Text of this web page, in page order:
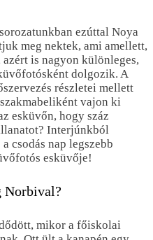
ezúttal Noya
meg nektek, ami amellett,
is nagyon különleges,
dolgozik. A
részletei mellett
vajon ki
esküvőn, hogy száz
Interjúnkból
csodás nap legszebb
esküvője!
Norbival?
mikor a főiskolai